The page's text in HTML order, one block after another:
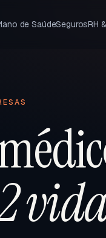
de SaúdeSegurosRH